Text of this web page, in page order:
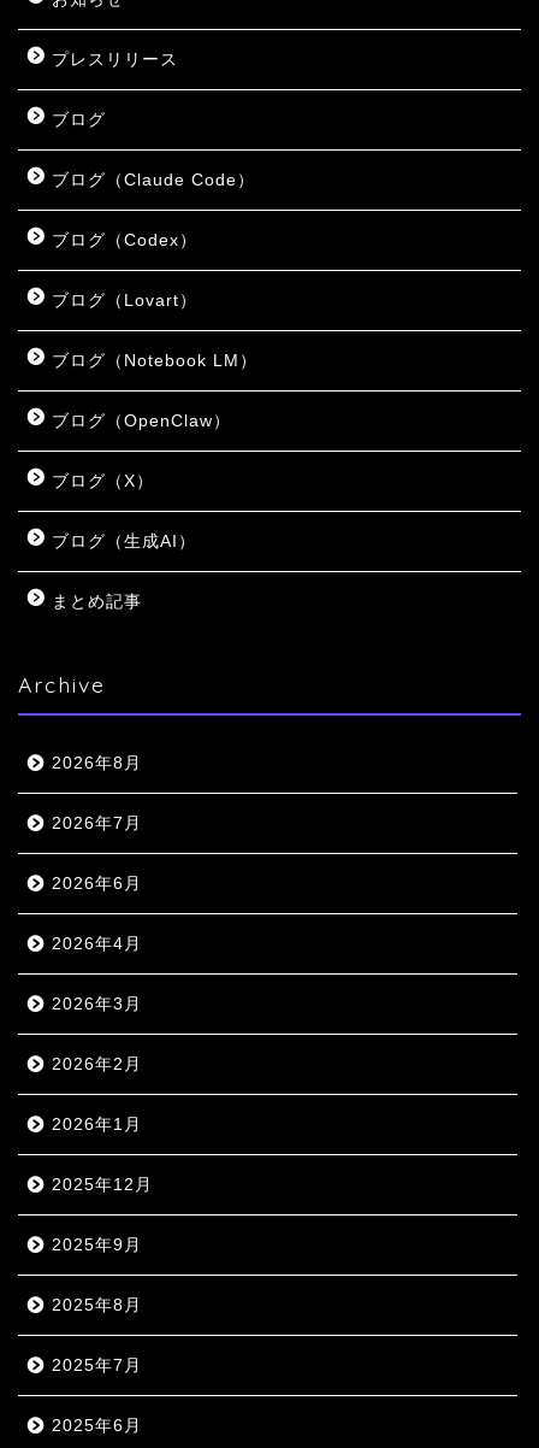
プレスリリース
ブログ
ブログ（Claude Code）
ブログ（Codex）
ブログ（Lovart）
ブログ（Notebook LM）
ブログ（OpenClaw）
ブログ（X）
ブログ（生成AI）
まとめ記事
Archive
2026年8月
2026年7月
2026年6月
2026年4月
2026年3月
2026年2月
2026年1月
2025年12月
2025年9月
2025年8月
2025年7月
2025年6月